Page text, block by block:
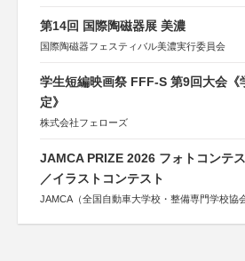
第14回 国際陶磁器展 美濃
国際陶磁器フェスティバル美濃実行委員会
学生短編映画祭 FFF-S 第9回大会《
定》
株式会社フェローズ
JAMCA PRIZE 2026 フォトコンテ
／イラストコンテスト
JAMCA（全国自動車大学校・整備専門学校協会